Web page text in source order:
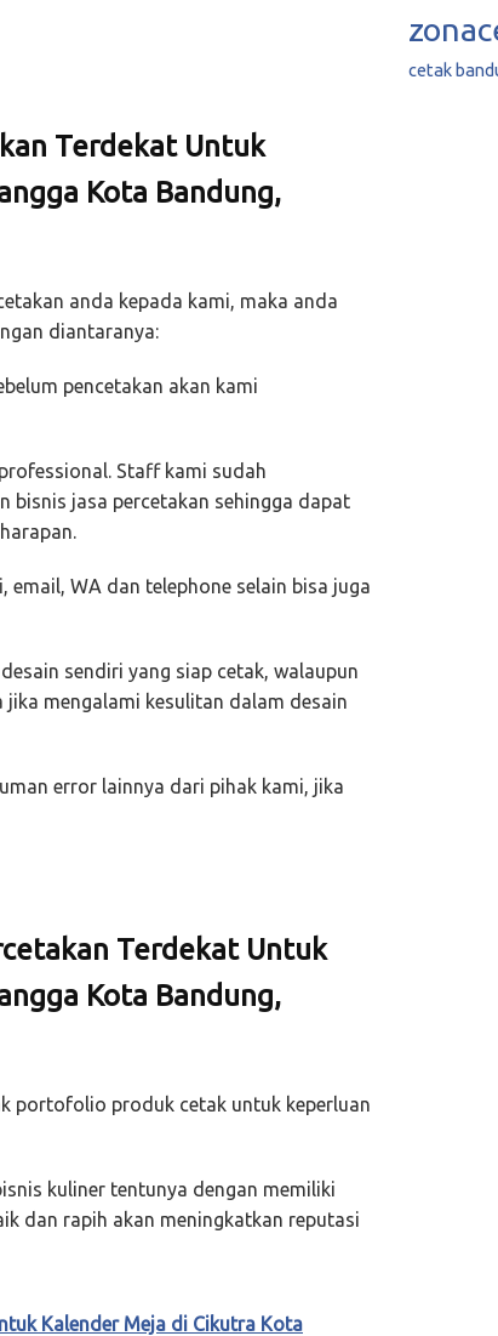
Terdekat Untuk
Kota Bandung,
anda kepada kami, maka anda
diantaranya:
pencetakan akan kami
Staff kami sudah
bisnis jasa percetakan sehingga dapat
email, WA dan telephone selain bisa juga
sendiri yang siap cetak, walaupun
mengalami kesulitan dalam desain
error lainnya dari pihak kami, jika
Terdekat Untuk
Kota Bandung,
portofolio produk cetak untuk keperluan
kuliner tentunya dengan memiliki
dan rapih akan meningkatkan reputasi
Kalender Meja di Cikutra Kota
cetak